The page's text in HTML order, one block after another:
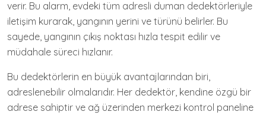
verir. Bu alarm, evdeki tüm adresli duman dedektörleriyle
iletişim kurarak, yangının yerini ve türünü belirler. Bu
sayede, yangının çıkış noktası hızla tespit edilir ve
müdahale süreci hızlanır.
Bu dedektörlerin en büyük avantajlarından biri,
adreslenebilir olmalarıdır. Her dedektör, kendine özgü bir
adrese sahiptir ve ağ üzerinden merkezi kontrol paneline